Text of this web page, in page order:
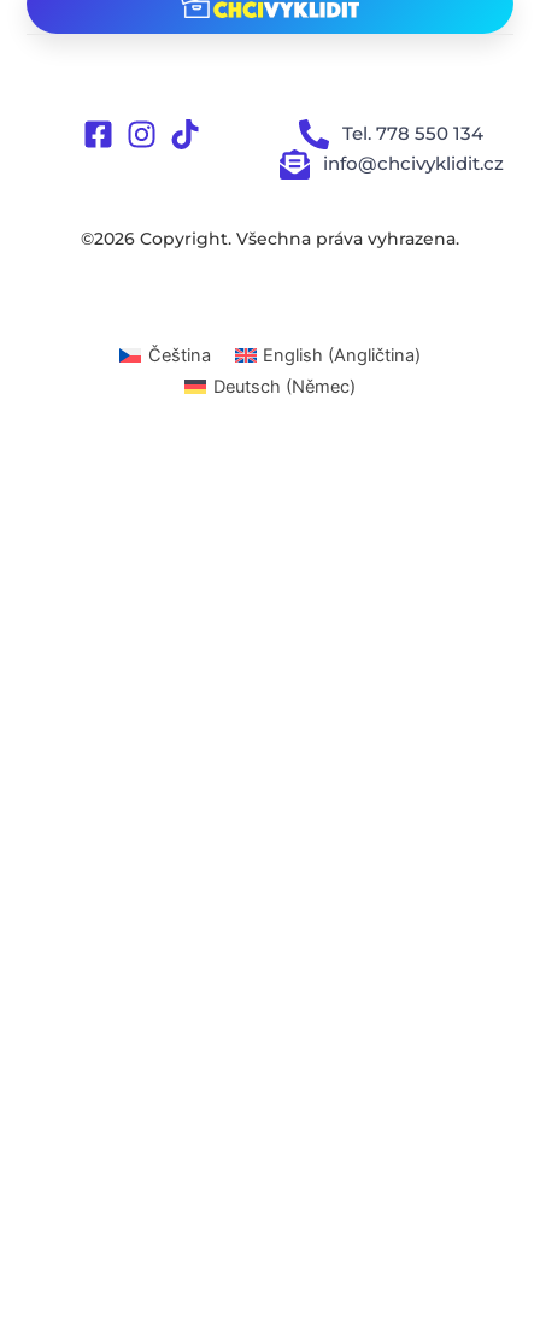
Tel. 778 550 134
info@chcivyklidit.cz
©2026 Copyright. Všechna práva vyhrazena.
Čeština English (Angličtina)
Deutsch (Němec)